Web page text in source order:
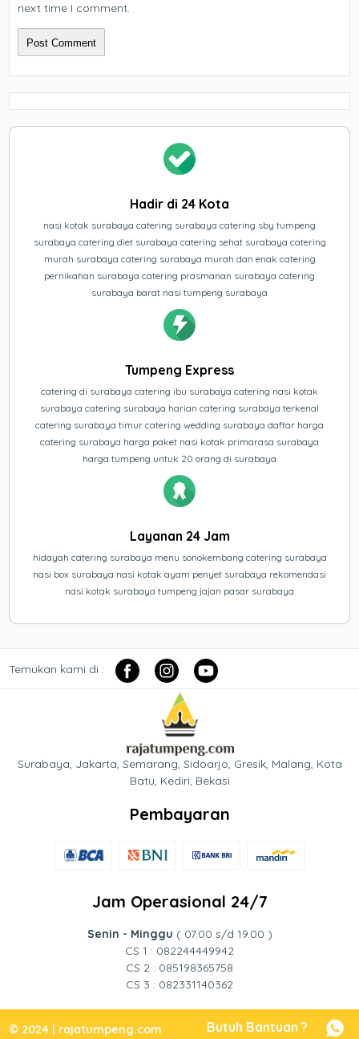
next time I comment.
Hadir di 24 Kota
nasi kotak surabaya catering surabaya catering sby tumpeng
surabaya catering diet surabaya catering sehat surabaya catering
murah surabaya catering surabaya murah dan enak catering
pernikahan surabaya catering prasmanan surabaya catering
surabaya barat nasi tumpeng surabaya
Tumpeng Express
catering di surabaya catering ibu surabaya catering nasi kotak
surabaya catering surabaya harian catering surabaya terkenal
catering surabaya timur catering wedding surabaya daftar harga
catering surabaya harga paket nasi kotak primarasa surabaya
harga tumpeng untuk 20 orang di surabaya
Layanan 24 Jam
hidayah catering surabaya menu sonokembang catering surabaya
nasi box surabaya nasi kotak ayam penyet surabaya rekomendasi
nasi kotak surabaya tumpeng jajan pasar surabaya
Temukan kami di :
Surabaya, Jakarta, Semarang, Sidoarjo, Gresik, Malang, Kota
Batu, Kediri, Bekasi
Pembayaran
Jam Operasional 24/7
Senin - Minggu ( 07.00 s/d 19.00 )
CS 1 : 082244449942
CS 2 : 085198365758
CS 3 : 082331140362
© 2024 | rajatumpeng.com Butuh Bantuan ?